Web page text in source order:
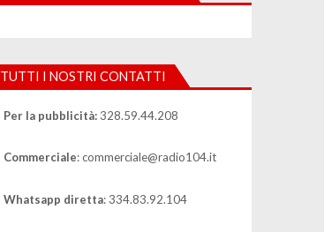
TUTTI I NOSTRI CONTATTI
Per la pubblicità:328.59.44.208
Commerciale: commerciale@radio104.it
Whatsapp diretta: 334.83.92.104